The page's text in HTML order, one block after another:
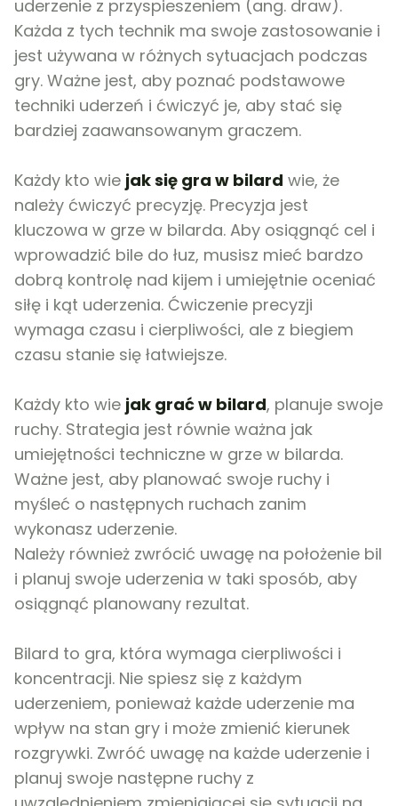
uderzenie z przyspieszeniem (ang. draw).
Każda z tych technik ma swoje zastosowanie i
jest używana w różnych sytuacjach podczas
gry. Ważne jest, aby poznać podstawowe
techniki uderzeń i ćwiczyć je, aby stać się
bardziej zaawansowanym graczem.
Każdy kto wie jak się gra w bilard wie, że
należy ćwiczyć precyzję. Precyzja jest
kluczowa w grze w bilarda. Aby osiągnąć cel i
wprowadzić bile do łuz, musisz mieć bardzo
dobrą kontrolę nad kijem i umiejętnie oceniać
siłę i kąt uderzenia. Ćwiczenie precyzji
wymaga czasu i cierpliwości, ale z biegiem
czasu stanie się łatwiejsze.
Każdy kto wie jak grać w bilard, planuje swoje
ruchy. Strategia jest równie ważna jak
umiejętności techniczne w grze w bilarda.
Ważne jest, aby planować swoje ruchy i
myśleć o następnych ruchach zanim
wykonasz uderzenie.
Należy również zwrócić uwagę na położenie bil
i planuj swoje uderzenia w taki sposób, aby
osiągnąć planowany rezultat.
Bilard to gra, która wymaga cierpliwości i
koncentracji. Nie spiesz się z każdym
uderzeniem, ponieważ każde uderzenie ma
wpływ na stan gry i może zmienić kierunek
rozgrywki. Zwróć uwagę na każde uderzenie i
planuj swoje następne ruchy z